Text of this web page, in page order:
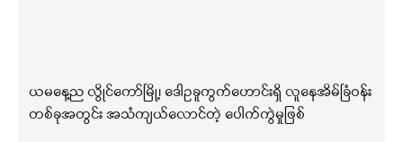
ယမနေ့ည လွိုင်ကော်မြို့၊ ဒေါဥခူကွက်ဟောင်းရှိ လူနေအိမ်ခြံဝန်း
တစ်ခုအတွင်း အသံကျယ်လောင်တဲ့ ပေါက်ကွဲမှုဖြစ်